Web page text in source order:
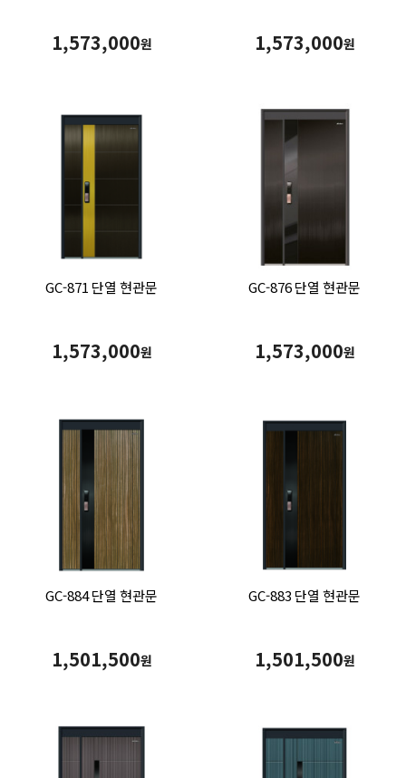
1,573,000원 1,573,000원
GC-871 단열 현관문
1,573,000원
GC-876 단열 현관문
1,573,000원
GC-884 단열 현관문
1,501,500원
GC-883 단열 현관문
1,501,500원